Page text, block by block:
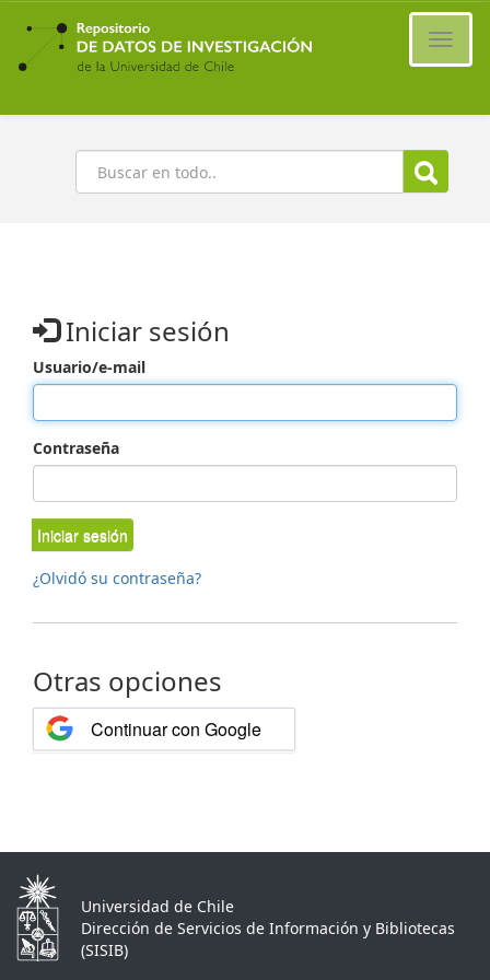
Ir
contenido
principal
Buscar
Iniciar sesión
Usuario/e-mail
Contraseña
Iniciar sesión
¿Olvidó su contraseña?
Otras opciones
Continuar con Google
Universidad de Chile
Dirección de Servicios de Información y Bibliotecas
(SISIB)